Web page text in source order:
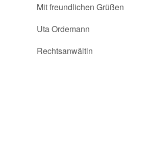
Mit freundlichen Grüßen
Uta Ordemann
Rechtsanwältin